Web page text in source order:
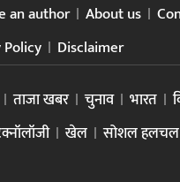
an author About us
Policy
Disclaimer
ताजा खबर चुनाव भारत
खेल सोशल हलचल